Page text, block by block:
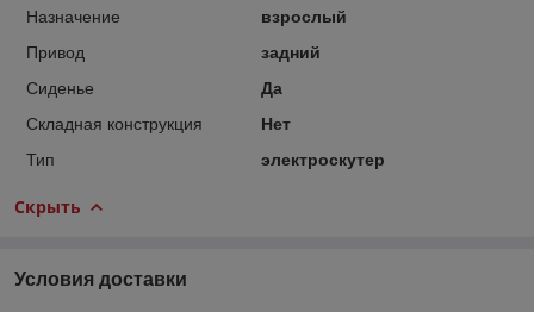
Назначение
взрослый
Привод
задний
Сиденье
Да
Складная конструкция
Нет
Тип
электроскутер
Скрыть
Условия доставки